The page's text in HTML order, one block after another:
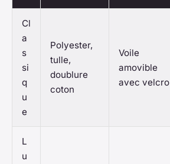
Cl
a
s
si
q
u
e
Polyester,
tulle,
doublure
coton
Voile
amovible
avec velcro
L
u